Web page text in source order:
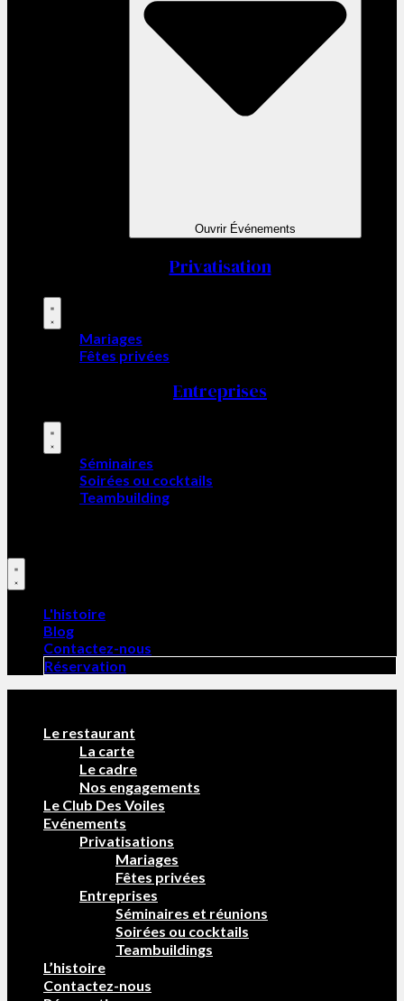
Ouvrir Événements
Privatisation
Mariages
Fêtes privées
Entreprises
Séminaires
Soirées ou cocktails
Teambuilding
L'histoire
Blog
Contactez-nous
Réservation
Le restaurant
La carte
Le cadre
Nos engagements
Le Club Des Voiles
Evénements
Privatisations
Mariages
Fêtes privées
Entreprises
Séminaires et réunions
Soirées ou cocktails
Teambuildings
L’histoire
Contactez-nous